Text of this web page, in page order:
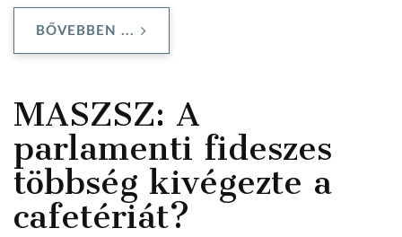
BŐVEBBEN ...
MASZSZ: A
parlamenti fideszes
többség kivégezte a
cafetériát?